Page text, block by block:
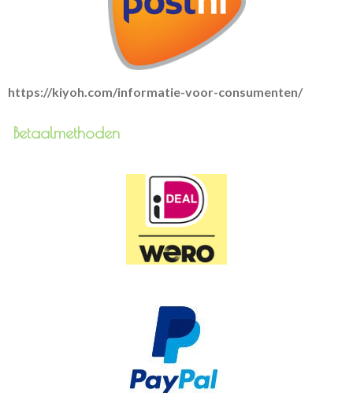
https://kiyoh.com/informatie-voor-consumenten/
Betaalmethoden